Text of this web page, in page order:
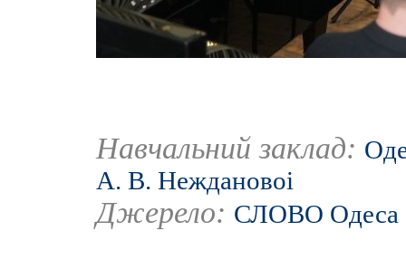
Навчальний заклад:
А. В. Неждановоі
Джерело: СЛОВО Одеса